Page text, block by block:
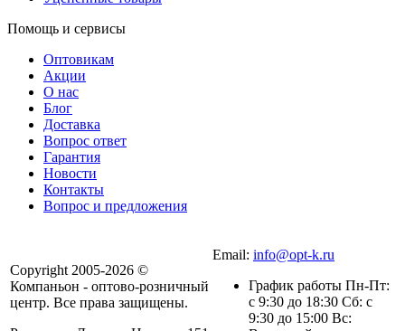
Помощь и сервисы
Оптовикам
Акции
О нас
Блог
Доставка
Вопрос ответ
Гарантия
Новости
Контакты
Вопрос и предложения
Copyright 2005-2026 ©
Компаньон - оптово-розничный
центр. Все права защищены.
Email: info@opt-k.ru
График работы Пн-Пт:
с 9:30 до 18:30 Сб: с
9:30 до 15:00 Вс: